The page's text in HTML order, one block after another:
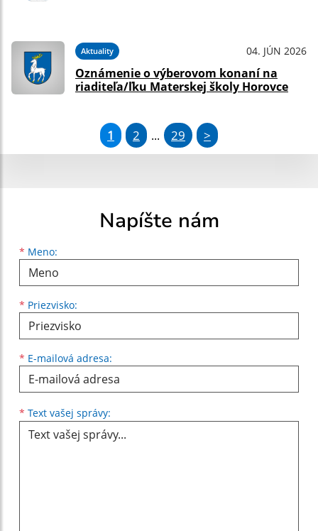
Aktuality 04. JÚN 2026
Oznámenie o výberovom konaní na
riaditeľa/ľku Materskej školy Horovce
1 2 ... 29 >
Napíšte nám
* Meno:
Meno
* Priezvisko:
Priezvisko
* E-mailová adresa:
E-mailová adresa
* Text vašej správy: